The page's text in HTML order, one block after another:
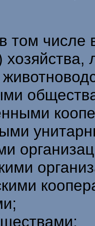
том числе